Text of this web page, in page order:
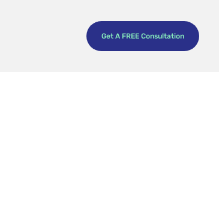
Get A FREE Consultation